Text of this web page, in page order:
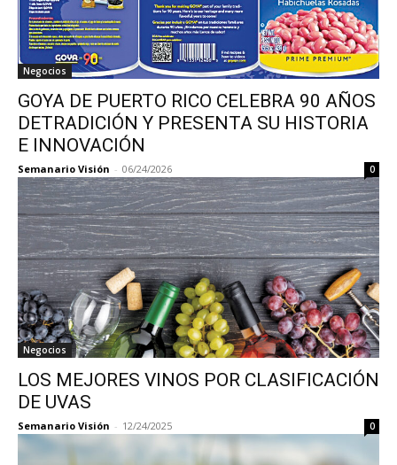
Negocios
GOYA DE PUERTO RICO CELEBRA 90 AÑOS
DETRADICIÓN Y PRESENTA SU HISTORIA
E INNOVACIÓN
Semanario Visión - 06/24/2026 0
Negocios
LOS MEJORES VINOS POR CLASIFICACIÓN
DE UVAS
Semanario Visión - 12/24/2025 0